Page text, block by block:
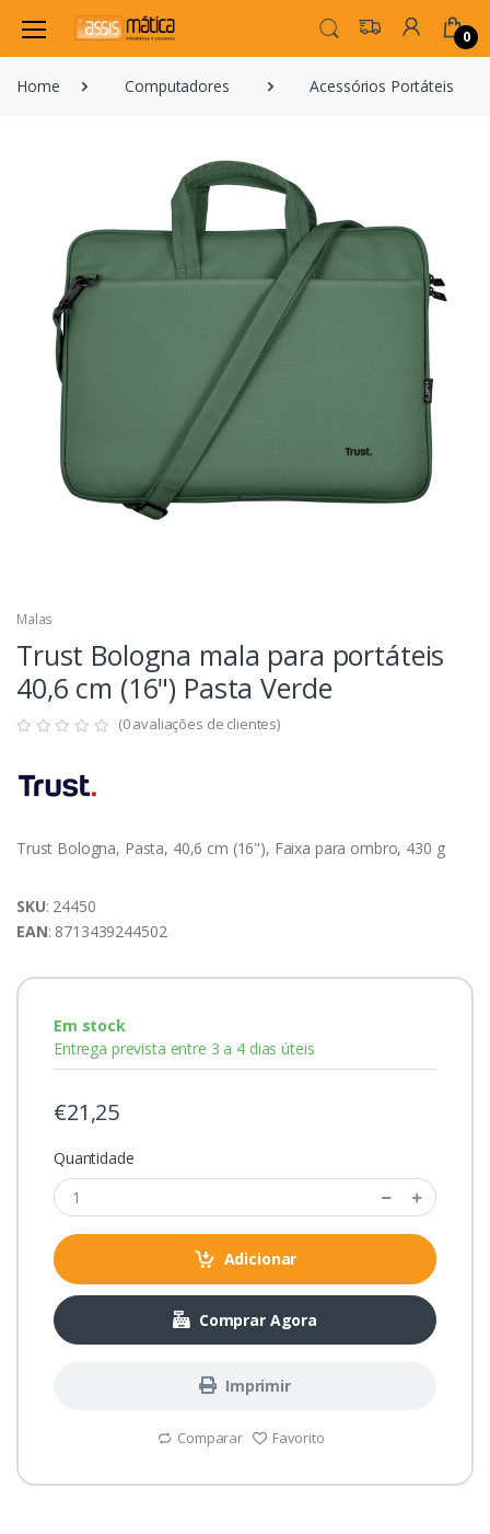
0
Home Computadores Acessórios Portáteis
Malas
Trust Bologna mala para portáteis
40,6 cm (16") Pasta Verde
(0 avaliações de clientes)
Trust Bologna, Pasta, 40,6 cm (16"), Faixa para ombro, 430 g
SKU: 24450
EAN: 8713439244502
Em stock
Entrega prevista entre 3 a 4 dias úteis
€21,25
Quantidade
Adicionar
Comprar Agora
Imprimir
Comparar Favorito